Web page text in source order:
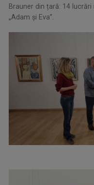
Brauner din țară: 14
„Adam și Eva”.